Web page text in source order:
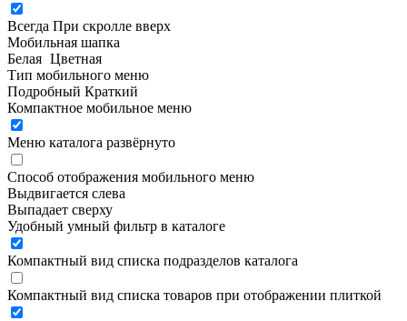
Всегда При скролле вверх
Мобильная шапка
Белая Цветная
Тип мобильного меню
Подробный Краткий
Компактное мобильное меню
Меню каталога развёрнуто
Способ отображения мобильного меню
Выдвигается слева
Выпадает сверху
Удобный умный фильтр в каталоге
Компактный вид списка подразделов каталога
Компактный вид списка товаров при отображении плиткой